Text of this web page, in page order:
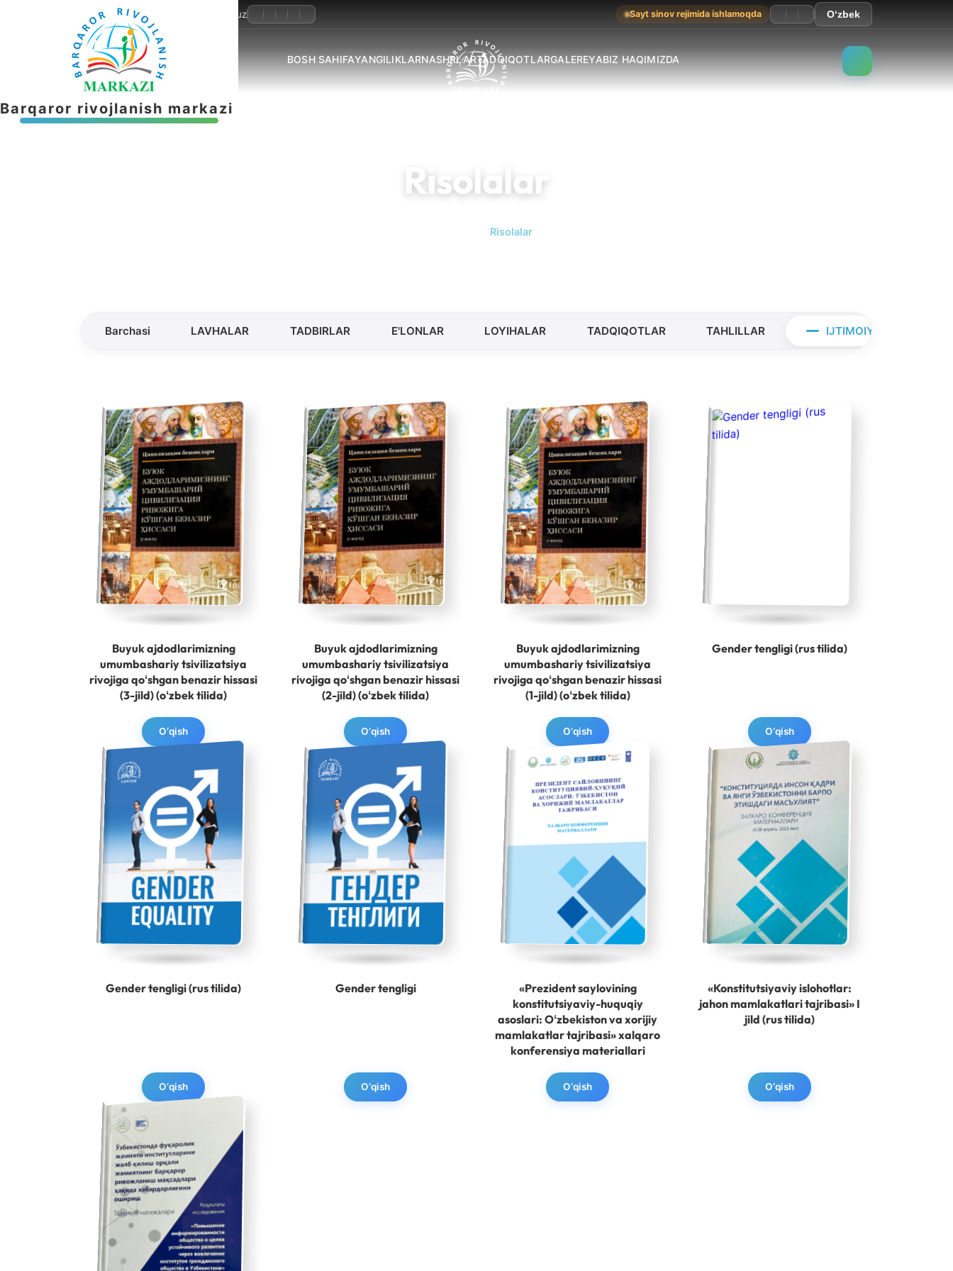
Barqaror rivojlanish markazi
+998-55-503-32-22 info@brmnnt.uz Sayt sinov rejimida ishlamoqda O‘zbek
BOSH SAHIFAYANGILIKLARNASHRLARTADQIQOTLARGALEREYABIZ HAQIMIZDA
Risolalar
Risolalar
Barchasi LAVHALAR TADBIRLAR E'LONLAR LOYIHALAR TADQIQOTLAR TAHLILLAR IJTIMOIY MUNOSABAT
Buyuk ajdodlarimizning
umumbashariy tsivilizatsiya
rivojiga qoʻshgan benazir hissasi
(3-jild) (oʻzbek tilida)
O‘qish
Buyuk ajdodlarimizning
umumbashariy tsivilizatsiya
rivojiga qoʻshgan benazir hissasi
(2-jild) (oʻzbek tilida)
O‘qish
Buyuk ajdodlarimizning
umumbashariy tsivilizatsiya
rivojiga qoʻshgan benazir hissasi
(1-jild) (oʻzbek tilida)
O‘qish
Gender tengligi (rus tilida)
O‘qish
Gender tengligi (rus tilida)
O‘qish
Gender tengligi
O‘qish
«Prezident saylovining
konstitutsiyaviy-huquqiy
asoslari: Oʻzbekiston va xorijiy
mamlakatlar tajribasi» xalqaro
konferensiya materiallari
O‘qish
«Konstitutsiyaviy islohotlar:
jahon mamlakatlari tajribasi» I
jild (rus tilida)
O‘qish